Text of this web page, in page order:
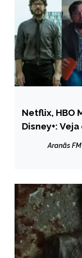
Netflix, HBO
Disney+:
Aranãs FM